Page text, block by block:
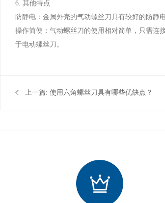
6. 其他特点
防静电：金属外壳的气动螺丝刀具有较好的防静
操作简便：气动螺丝刀的使用相对简单，只需连
于电动螺丝刀。
上一篇: 使用六角螺丝刀具有哪些优缺点？